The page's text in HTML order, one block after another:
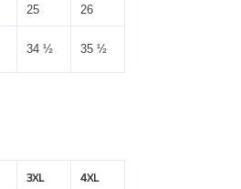
25 26
34 ½ 35 ½
3XL 4XL